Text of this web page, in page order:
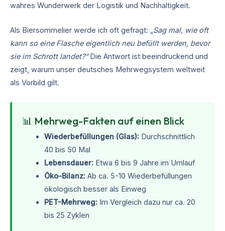
wahres Wunderwerk der Logistik und Nachhaltigkeit.
Als Biersommelier werde ich oft gefragt: „Sag mal, wie oft
kann so eine Flasche eigentlich neu befüllt werden, bevor
sie im Schrott landet?“Die Antwort ist beeindruckend und
zeigt, warum unser deutsches Mehrwegsystem weltweit
als Vorbild gilt.
📊 Mehrweg-Fakten auf einen Blick
Wiederbefüllungen (Glas):Durchschnittlich
40 bis 50 Mal
Lebensdauer:Etwa 6 bis 9 Jahre im Umlauf
Öko-Bilanz:Ab ca. 5-10 Wiederbefüllungen
ökologisch besser als Einweg
PET-Mehrweg:Im Vergleich dazu nur ca. 20
bis 25 Zyklen